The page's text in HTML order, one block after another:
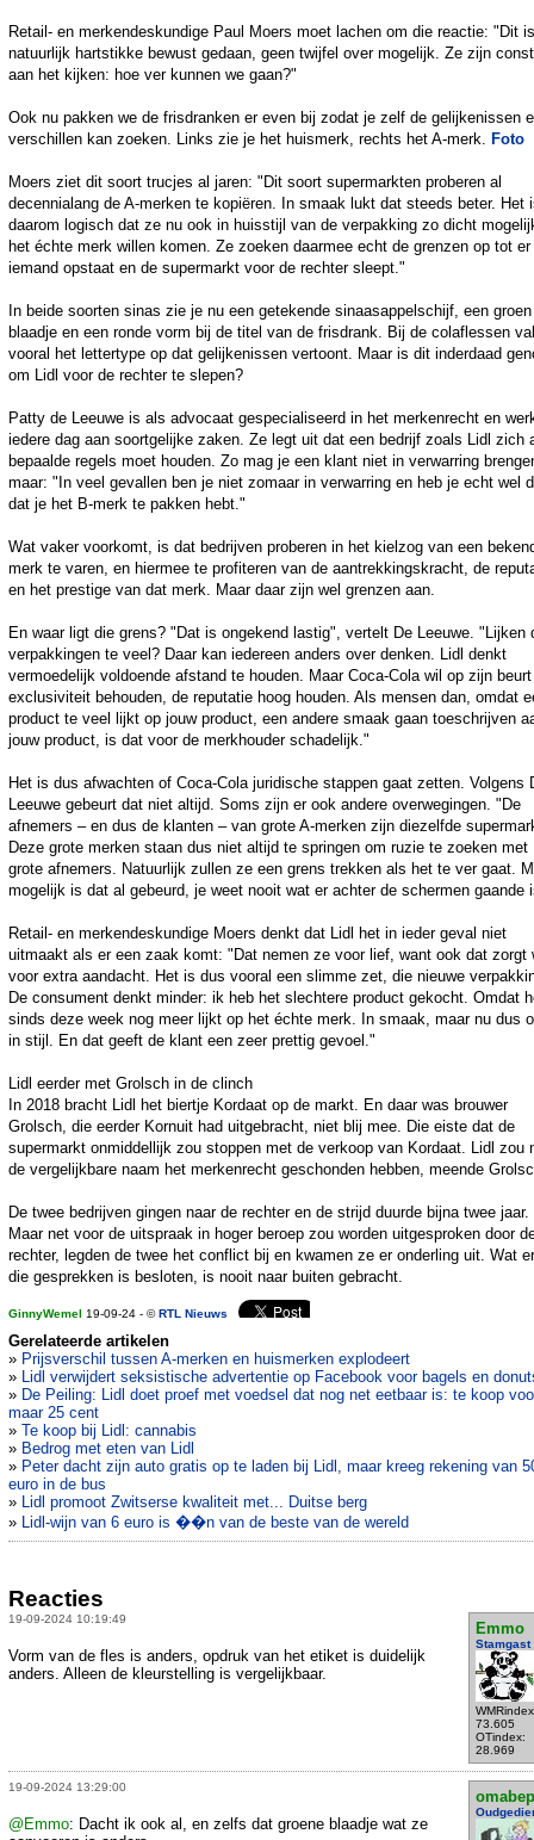
Retail- en merkendeskundige Paul Moers moet lachen om die reactie: "Dit is
natuurlijk hartstikke bewust gedaan, geen twijfel over mogelijk. Ze zijn
aan het kijken: hoe ver kunnen we gaan?"
Ook nu pakken we de frisdranken er even bij zodat je zelf de gelijkenissen
verschillen kan zoeken. Links zie je het huismerk, rechts het A-merk. Foto
Moers ziet dit soort trucjes al jaren: "Dit soort supermarkten proberen al
decennialang de A-merken te kopiëren. In smaak lukt dat steeds beter. Het
daarom logisch dat ze nu ook in huisstijl van de verpakking zo dicht
het échte merk willen komen. Ze zoeken daarmee echt de grenzen op tot er
iemand opstaat en de supermarkt voor de rechter sleept."
In beide soorten sinas zie je nu een getekende sinaasappelschijf, een groen
blaadje en een ronde vorm bij de titel van de frisdrank. Bij de colaflessen
vooral het lettertype op dat gelijkenissen vertoont. Maar is dit inderdaad
om Lidl voor de rechter te slepen?
Patty de Leeuwe is als advocaat gespecialiseerd in het merkenrecht en
iedere dag aan soortgelijke zaken. Ze legt uit dat een bedrijf zoals Lidl zich
bepaalde regels moet houden. Zo mag je een klant niet in verwarring
maar: "In veel gevallen ben je niet zomaar in verwarring en heb je echt wel
dat je het B-merk te pakken hebt."
Wat vaker voorkomt, is dat bedrijven proberen in het kielzog van een
merk te varen, en hiermee te profiteren van de aantrekkingskracht, de
en het prestige van dat merk. Maar daar zijn wel grenzen aan.
En waar ligt die grens? "Dat is ongekend lastig", vertelt De Leeuwe. "Lijken
verpakkingen te veel? Daar kan iedereen anders over denken. Lidl denkt
vermoedelijk voldoende afstand te houden. Maar Coca-Cola wil op zijn
exclusiviteit behouden, de reputatie hoog houden. Als mensen dan, omdat
product te veel lijkt op jouw product, een andere smaak gaan toeschrijven
jouw product, is dat voor de merkhouder schadelijk."
Het is dus afwachten of Coca-Cola juridische stappen gaat zetten. Volgens
Leeuwe gebeurt dat niet altijd. Soms zijn er ook andere overwegingen. "De
afnemers – en dus de klanten – van grote A-merken zijn diezelfde
Deze grote merken staan dus niet altijd te springen om ruzie te zoeken met
grote afnemers. Natuurlijk zullen ze een grens trekken als het te ver gaat.
mogelijk is dat al gebeurd, je weet nooit wat er achter de schermen gaande
Retail- en merkendeskundige Moers denkt dat Lidl het in ieder geval niet
uitmaakt als er een zaak komt: "Dat nemen ze voor lief, want ook dat zorgt
voor extra aandacht. Het is dus vooral een slimme zet, die nieuwe
De consument denkt minder: ik heb het slechtere product gekocht. Omdat
sinds deze week nog meer lijkt op het échte merk. In smaak, maar nu dus
in stijl. En dat geeft de klant een zeer prettig gevoel."
Lidl eerder met Grolsch in de clinch
In 2018 bracht Lidl het biertje Kordaat op de markt. En daar was brouwer
Grolsch, die eerder Kornuit had uitgebracht, niet blij mee. Die eiste dat de
supermarkt onmiddellijk zou stoppen met de verkoop van Kordaat. Lidl zou
de vergelijkbare naam het merkenrecht geschonden hebben, meende
De twee bedrijven gingen naar de rechter en de strijd duurde bijna twee jaar.
Maar net voor de uitspraak in hoger beroep zou worden uitgesproken door
rechter, legden de twee het conflict bij en kwamen ze er onderling uit. Wat
die gesprekken is besloten, is nooit naar buiten gebracht.
GinnyWemel 19-09-24 - ©RTL Nieuws
Gerelateerde artikelen
» Prijsverschil tussen A-merken en huismerken explodeert
» Lidl verwijdert seksistische advertentie op Facebook voor bagels en
» De Peiling: Lidl doet proef met voedsel dat nog net eetbaar is: te koop
maar 25 cent
» Te koop bij Lidl: cannabis
» Bedrog met eten van Lidl
» Peter dacht zijn auto gratis op te laden bij Lidl, maar kreeg rekening van
euro in de bus
» Lidl promoot Zwitserse kwaliteit met... Duitse berg
» Lidl-wijn van 6 euro is ��n van de beste van de wereld
Reacties
19-09-2024 10:19:49
Emmo
Stamgast
73.605
OTindex:
28.969
Vorm van de fles is anders, opdruk van het etiket is duidelijk
anders. Alleen de kleurstelling is vergelijkbaar.
19-09-2024 13:29:00
omabep
@Emmo: Dacht ik ook al, en zelfs dat groene blaadje wat ze